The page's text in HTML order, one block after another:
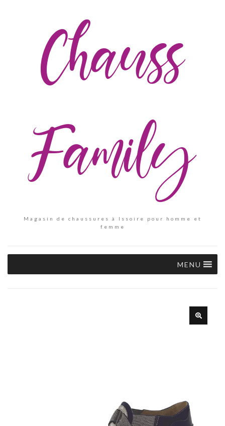
Chauss
Family
Magasin de chaussures à Issoire pour homme et
femme
MENU